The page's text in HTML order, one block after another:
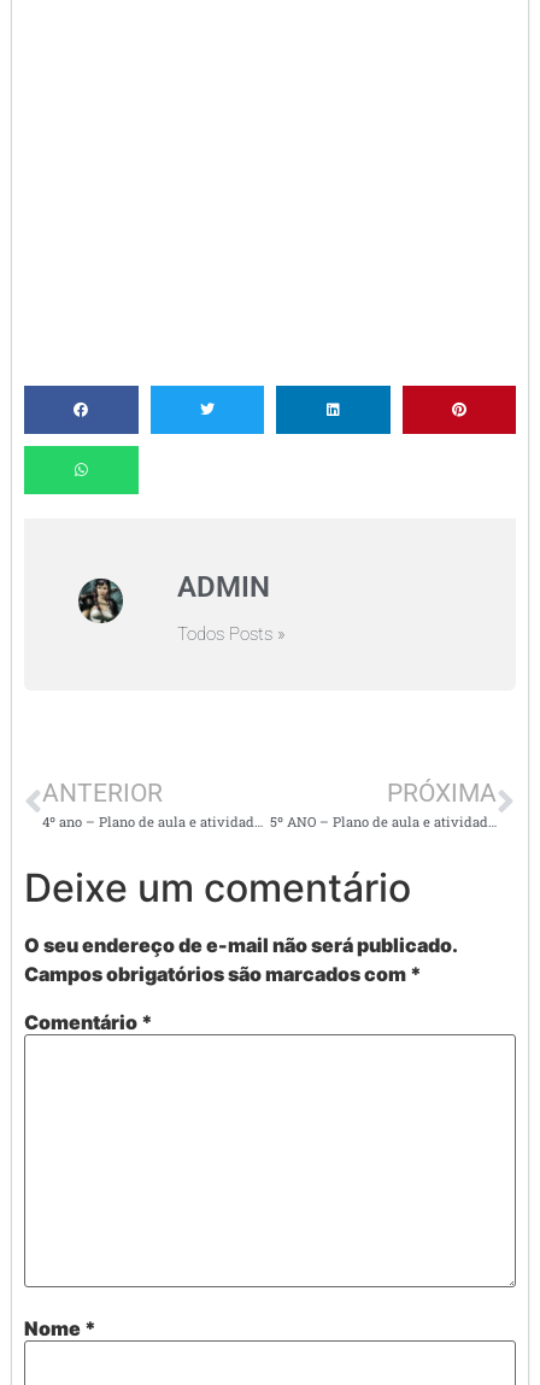
ADMIN
Todos Posts »
ANTERIOR PRÓXIMA
Deixe um comentário
O seu endereço de e-mail não será publicado.
Campos obrigatórios são marcados com *
Comentário *
Nome *